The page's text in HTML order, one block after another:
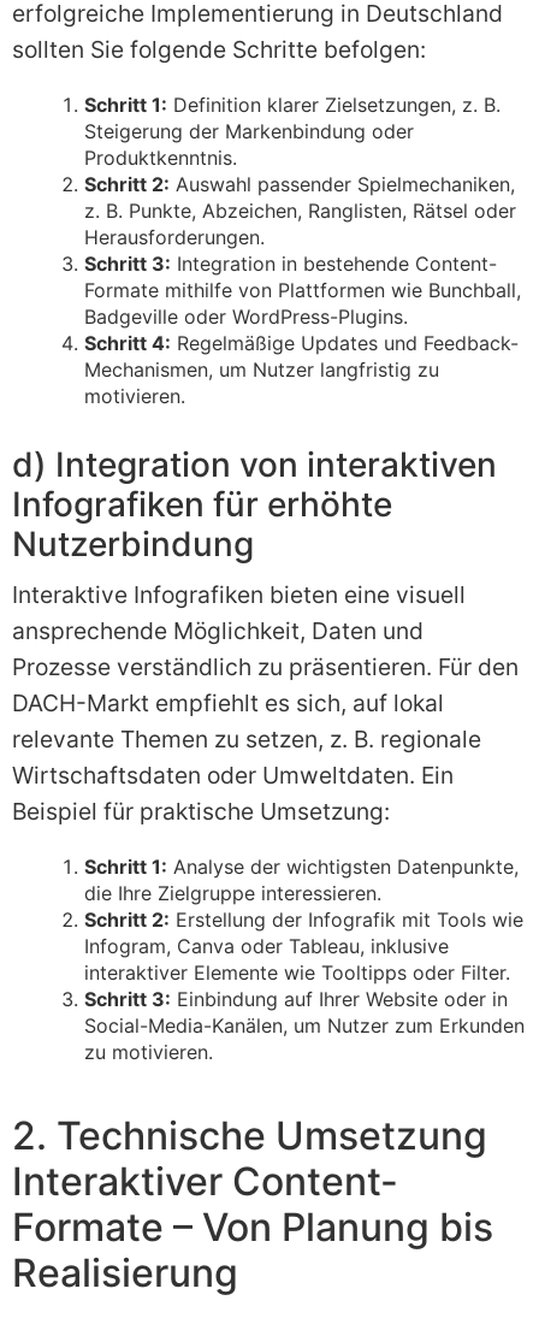
erfolgreiche Implementierung in Deutschland
sollten Sie folgende Schritte befolgen:
Schritt 1: Definition klarer Zielsetzungen, z. B.
Steigerung der Markenbindung oder
Produktkenntnis.
Schritt 2: Auswahl passender Spielmechaniken,
z. B. Punkte, Abzeichen, Ranglisten, Rätsel oder
Herausforderungen.
Schritt 3: Integration in bestehende Content-
Formate mithilfe von Plattformen wie Bunchball,
Badgeville oder WordPress-Plugins.
Schritt 4: Regelmäßige Updates und Feedback-
Mechanismen, um Nutzer langfristig zu
motivieren.
d) Integration von interaktiven
Infografiken für erhöhte
Nutzerbindung
Interaktive Infografiken bieten eine visuell
ansprechende Möglichkeit, Daten und
Prozesse verständlich zu präsentieren. Für den
DACH-Markt empfiehlt es sich, auf lokal
relevante Themen zu setzen, z. B. regionale
Wirtschaftsdaten oder Umweltdaten. Ein
Beispiel für praktische Umsetzung:
Schritt 1: Analyse der wichtigsten Datenpunkte,
die Ihre Zielgruppe interessieren.
Schritt 2: Erstellung der Infografik mit Tools wie
Infogram, Canva oder Tableau, inklusive
interaktiver Elemente wie Tooltipps oder Filter.
Schritt 3: Einbindung auf Ihrer Website oder in
Social-Media-Kanälen, um Nutzer zum Erkunden
zu motivieren.
2. Technische Umsetzung
Interaktiver Content-
Formate – Von Planung bis
Realisierung